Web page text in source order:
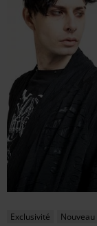
Exclusivité
Nouveau